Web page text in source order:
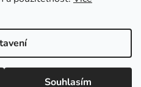
Souhlasím
Připravíme Vám výhodnou
Shoptet